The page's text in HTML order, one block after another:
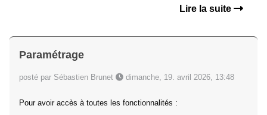
Lire la suite
Paramétrage
posté par Sébastien Brunet dimanche, 19. avril 2026, 13:48
Pour avoir accès à toutes les fonctionnalités :